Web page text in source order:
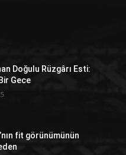
Doğulu Rüzgârı Esti:
Gece
fit görünümünün